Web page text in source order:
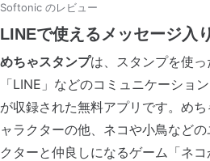
Softonic のレビュー
LINEで使えるメッセージ入
めちゃスタンプは、スタンプを使
「LINE」などのコミュニケーショ
が収録された無料アプリです。め
ャラクターの他、ネコや小鳥など
クターと仲良しになるゲーム「ネ